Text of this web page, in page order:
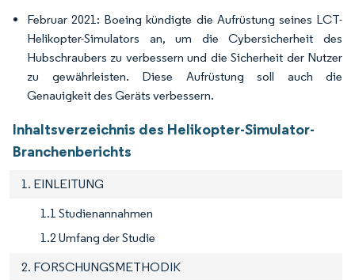
Februar 2021: Boeing kündigte die Aufrüstung seines LCT-
Helikopter-Simulators an, um die Cybersicherheit des
Hubschraubers zu verbessern und die Sicherheit der Nutzer
zu gewährleisten. Diese Aufrüstung soll auch die
Genauigkeit des Geräts verbessern.
Inhaltsverzeichnis des Helikopter-Simulator-
Branchenberichts
1. EINLEITUNG
1.1 Studienannahmen
1.2 Umfang der Studie
2. FORSCHUNGSMETHODIK